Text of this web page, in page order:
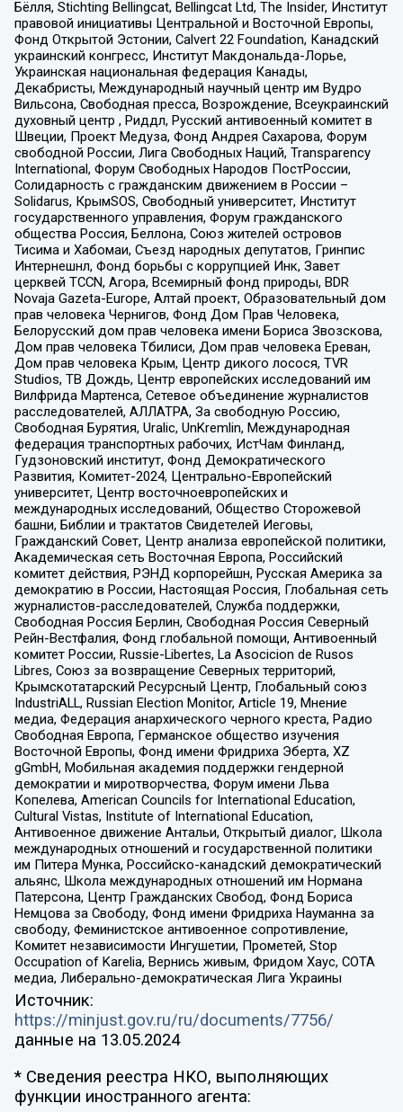
Бёлля, Stichting Bellingcat, Bellingcat Ltd, The Insider, Институт
правовой инициативы Центральной и Восточной Европы,
Фонд Открытой Эстонии, Calvert 22 Foundation, Канадский
украинский конгресс, Институт Макдональда-Лорье,
Украинская национальная федерация Канады,
Декабристы, Международный научный центр им Вудро
Вильсона, Свободная пресса, Возрождение, Всеукраинский
духовный центр , Риддл, Русский антивоенный комитет в
Швеции, Проект Медуза, Фонд Андрея Сахарова, Форум
свободной России, Лига Свободных Наций, Transparеncy
International, Форум Свободных Народов ПостРоссии,
Солидарность с гражданским движением в России –
Solidarus, КрымSOS, Свободный университет, Институт
государственного управления, Форум гражданского
общества Россия, Беллона, Союз жителей островов
Тисима и Хабомаи, Съезд народных депутатов, Гринпис
Интернешнл, Фонд борьбы с коррупцией Инк, Завет
церквей TCCN, Агора, Всемирный фонд природы, BDR
Novaja Gazeta-Europe, Алтай проект, Образовательный дом
прав человека Чернигов, Фонд Дом Прав Человека,
Белорусский дом прав человека имени Бориса Звозскова,
Дом прав человека Тбилиси, Дом прав человека Ереван,
Дом прав человека Крым, Центр дикого лосося, TVR
Studios, ТВ Дождь, Центр европейских исследований им
Вилфрида Мартенса, Сетевое объединение журналистов
расследователей, АЛЛАТРА, За свободную Россию,
Свободная Бурятия, Uralic, UnKremlin, Международная
федерация транспортных рабочих, ИстЧам Финланд,
Гудзоновский институт, Фонд Демократического
Развития, Комитет-2024, Центрально-Европейский
университет, Центр восточноевропейских и
международных исследований, Общество Сторожевой
башни, Библии и трактатов Свидетелей Иеговы,
Гражданский Совет, Центр анализа европейской политики,
Академическая сеть Восточная Европа, Российский
комитет действия, РЭНД корпорейшн, Русская Америка за
демократию в России, Настоящая Россия, Глобальная сеть
журналистов-расследователей, Служба поддержки,
Свободная Россия Берлин, Свободная Россия Северный
Рейн-Вестфалия, Фонд глобальной помощи, Антивоенный
комитет России, Russie-Libertes, La Asocicion de Rusos
Libres, Союз за возвращение Северных территорий,
Крымскотатарский Ресурсный Центр, Глобальный союз
IndustriALL, Russian Election Monitor, Article 19, Мнение
медиа, Федерация анархического черного креста, Радио
Свободная Европа, Германское общество изучения
Восточной Европы, Фонд имени Фридриха Эберта, XZ
gGmbH, Мобильная академия поддержки гендерной
демократии и миротворчества, Форум имени Льва
Копелева, American Councils for International Education,
Cultural Vistas, Institute of International Education,
Антивоенное движение Антальи, Открытый диалог, Школа
международных отношений и государственной политики
им Питера Мунка, Российско-канадский демократический
альянс, Школа международных отношений им Нормана
Патерсона, Центр Гражданских Свобод, Фонд Бориса
Немцова за Свободу, Фонд имени Фридриха Науманна за
свободу, Феминистское антивоенное сопротивление,
Комитет независимости Ингушетии, Прометей, Stop
Occupation of Karelia, Вернись живым, Фридом Хаус, СОТА
медиа, Либерально-демократическая Лига Украины
Источник:
https://minjust.gov.ru/ru/documents/7756/
данные на 13.05.2024
* Сведения реестра НКО, выполняющих
функции иностранного агента: